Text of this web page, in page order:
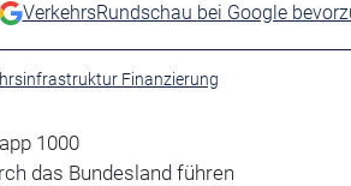
VerkehrsRundschau bei Google
Finanzierung
1000
das Bundesland führen